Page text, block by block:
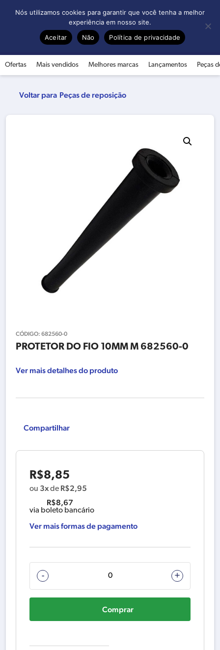
Ofertas Mais vendidos Melhores marcas Lançamentos Peças
Peças de reposição
CÓDIGO: 682560-0
PROTETOR DO FIO 10MM M 682560-0
Ver mais detalhes do produto
Compartilhar
R$8,85
ou 3xde R$2,95
R$8,67
via boleto bancário
Ver mais formas de pagamento
-
PROTETOR
FIO
10MM
M
0
+
Comprar
Nós utilizamos cookies para garantir que você tenha a melhor
experiência em nosso site.
Aceitar
Não Política de privacidade